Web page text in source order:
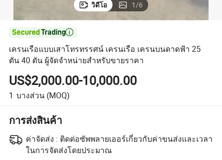
วิดีโอ 1/6

เครนเรือแบบเสาโทรทรรศน์ เครนเรือ เครนบนดาดฟ้า 25
ตัน 40 ตัน ผู้จัดจำหน่ายสำหรับขายราคา
US$2,000.00-10,000.00
1 บางส่วน (MOQ)
การส่งสินค้า
ค่าจัดส่ง : ติดต่อซัพพลายเออร์เกี่ยวกับค่าขนส่งและเวลา
ในการจัดส่งโดยประมาณ